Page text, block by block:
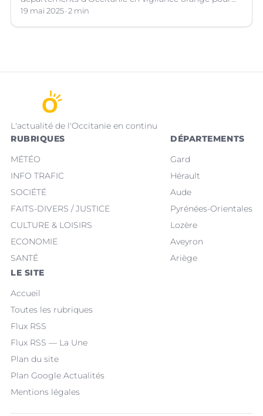
les orages violents.
19 mai 2025 2 min
L'actualité de l'Occitanie en continu
RUBRIQUES
MÉTÉO
INFO TRAFIC
SOCIÉTÉ
FAITS-DIVERS / JUSTICE
CULTURE & LOISIRS
ECONOMIE
SANTÉ
DÉPARTEMENTS
Gard
Hérault
Aude
Pyrénées-Orientales
Lozère
Aveyron
Ariège
LE SITE
Accueil
Toutes les rubriques
Flux RSS
Flux RSS — La Une
Plan du site
Plan Google Actualités
Mentions légales